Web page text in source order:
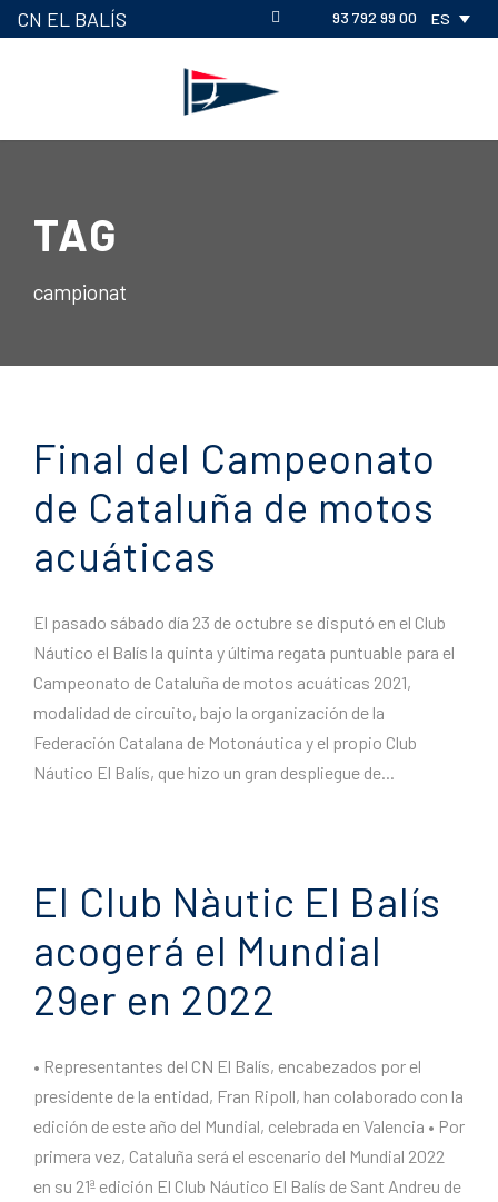
CN EL BALÍS 93 792 99 00 ES
TAG
campionat
Final del Campeonato
de Cataluña de motos
acuáticas
El pasado sábado día 23 de octubre se disputó en el Club
Náutico el Balís la quinta y última regata puntuable para el
Campeonato de Cataluña de motos acuáticas 2021,
modalidad de circuito, bajo la organización de la
Federación Catalana de Motonáutica y el propio Club
Náutico El Balís, que hizo un gran despliegue de...
El Club Nàutic El Balís
acogerá el Mundial
29er en 2022
• Representantes del CN El Balís, encabezados por el
presidente de la entidad, Fran Ripoll, han colaborado con la
edición de este año del Mundial, celebrada en Valencia • Por
primera vez, Cataluña será el escenario del Mundial 2022
en su 21ª edición El Club Náutico El Balís de Sant Andreu de